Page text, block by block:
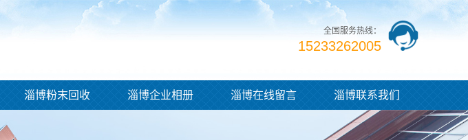
全国服务热线：
15233262005
淄博粉末回收 淄博企业相册 淄博在线留言 淄博联系我们